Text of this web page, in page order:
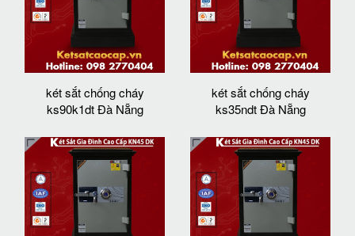
két sắt chống cháy
ks90k1dt Đà Nẵng
két sắt chống cháy
ks35ndt Đà Nẵng